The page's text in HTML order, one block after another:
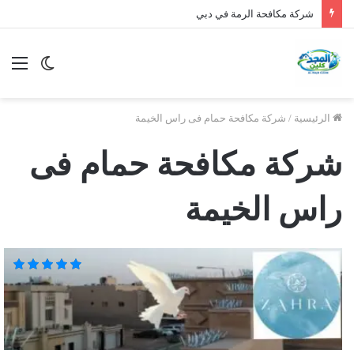
شركة مكافحة الرمة في دبي
الوضع
الرئيسية / شركة مكافحة حمام فى راس الخيمة
شركة مكافحة حمام فى
راس الخيمة